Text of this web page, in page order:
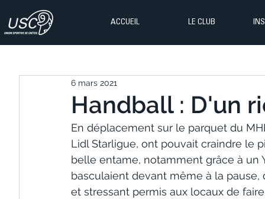
ACCUEIL LE CLUB
Handball : D'un
6 mars 2021
En déplacement sur le parquet du
Lidl Starligue, ont pouvait craindre le
belle entame, notamment grâce à un
basculaient devant même à la
et stressant permis aux locaux de